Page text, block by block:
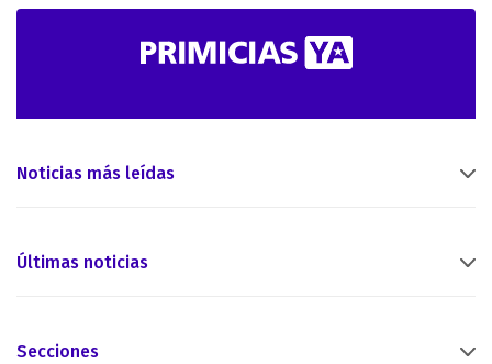
Noticias más leídas
Últimas noticias
Secciones